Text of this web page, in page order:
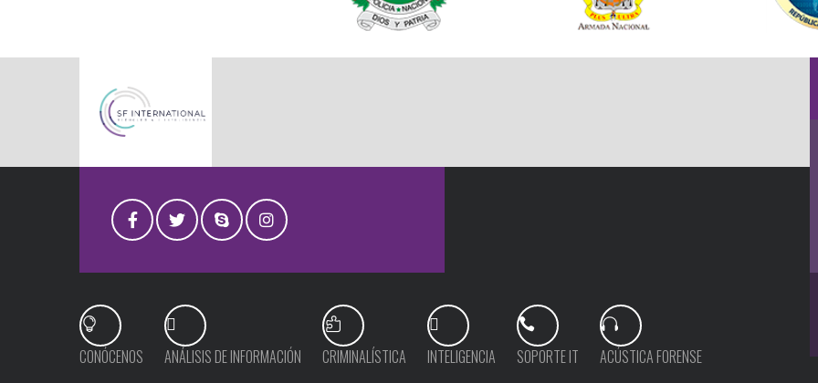
CONÓCENOS ANÁLISIS DE INFORMACIÓN CRIMINALÍSTICA INTELIGENCIA SOPORTE IT ACÚSTICA FORENSE